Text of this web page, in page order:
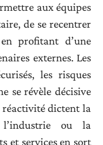
aux équipes
de se recentrer
profitant d’une
externes. Les
les risques
se révèle décisive
réactivité dictent la
ou la
et services en sort